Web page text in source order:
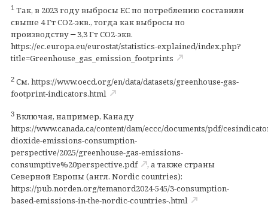
1 Так, в 2023 году выбросы ЕС по потреблению составили
свыше 4 Гт CO2-экв., тогда как выбросы по
производству–3,3 Гт CO2-экв.
https://ec.europa.eu/eurostat/statistics-explained/index.php?
title=Greenhouse_gas_emission_footprints
2 См. https://www.oecd.org/en/data/datasets/greenhouse-gas-
footprint-indicators.html
3 Включая, например, Канаду
https://www.canada.ca/content/dam/eccc/documents/pdf/
dioxide-emissions-consumption-
perspective/2025/greenhouse-gas-emissions-
consumptive%20perspective.pdf
, а также страны
Северной Европы (англ. Nordic countries):
https://pub.norden.org/temanord2024-545/3-consumption-
based-emissions-in-the-nordic-countries-.html